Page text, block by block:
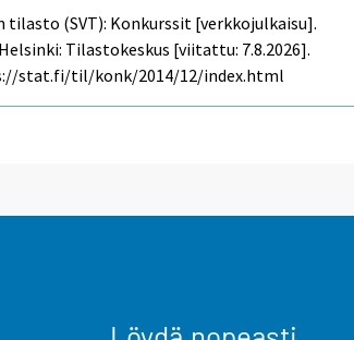
tilasto (SVT): Konkurssit [verkkojulkaisu].
Tilastokeskus [viitattu: 7.8.2026].
stat.fi/til/konk/2014/12/index.html